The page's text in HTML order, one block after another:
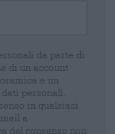
da parte di
di un account
e un
personali.
in qualsiasi
a
del consenso non